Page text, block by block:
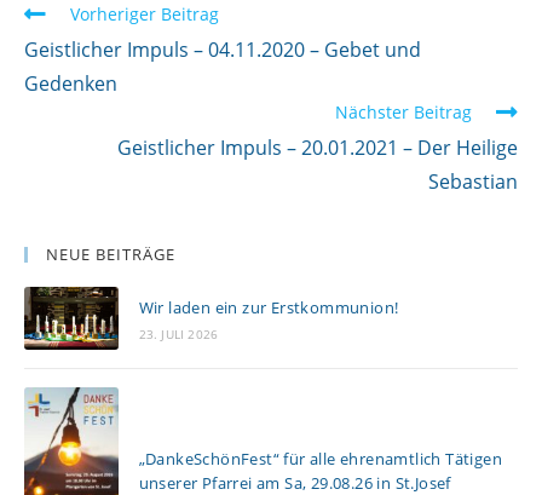
W
e
i
e
s
e
n
Vorheriger Beitrag
Geistlicher Impuls – 04.11.2020 – Gebet und
Gedenken
Nächster Beitrag
Geistlicher Impuls – 20.01.2021 – Der Heilige
Sebastian
NEUE BEITRÄGE
Wir laden ein zur Erstkommunion!
23. JULI 2026
„DankeSchönFest“ für alle ehrenamtlich Tätigen
unserer Pfarrei am Sa, 29.08.26 in St.Josef